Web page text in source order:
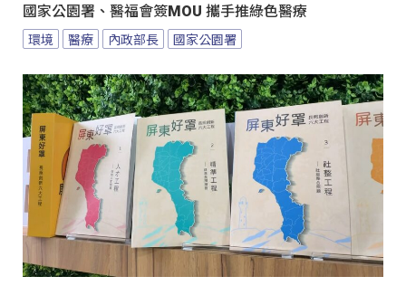
國家公園署、醫福會簽MOU 攜手推綠色醫療
環境 醫療 內政部長 國家公園署